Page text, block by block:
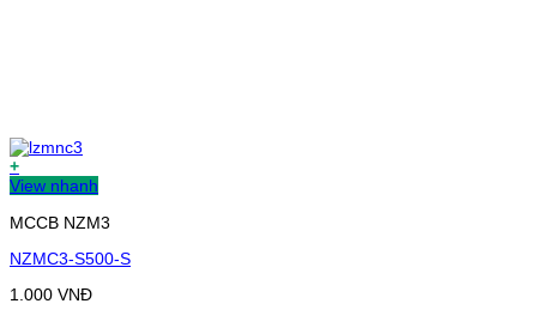
+
View nhanh
MCCB NZM3
NZMC3-S500-S
1.000 VNĐ